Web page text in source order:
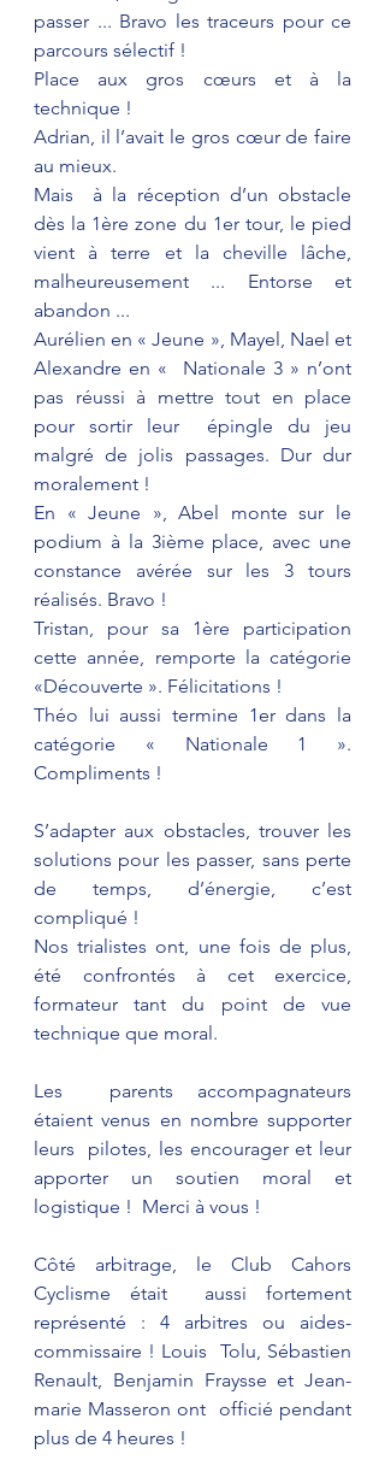
passer ... Bravo les traceurs pour ce
parcours sélectif !
Place aux gros cœurs et à la
technique !
Adrian, il l’avait le gros cœur de faire
au mieux.
Mais  à la réception d’un obstacle
dès la 1ère zone du 1er tour, le pied
vient à terre et la cheville lâche,
malheureusement ... Entorse et
abandon ...
Aurélien en « Jeune », Mayel, Nael et
Alexandre en «  Nationale 3 » n’ont
pas réussi à mettre tout en place
pour sortir leur  épingle du jeu
malgré de jolis passages. Dur dur
moralement !
En « Jeune », Abel monte sur le
podium à la 3ième place, avec une
constance avérée sur les 3 tours
réalisés. Bravo !
Tristan, pour sa 1ère participation
cette année, remporte la catégorie
«Découverte ». Félicitations !
Théo lui aussi termine 1er dans la
catégorie « Nationale 1 ».
Compliments !
S’adapter aux obstacles, trouver les
solutions pour les passer, sans perte
de temps, d’énergie, c’est
compliqué !
Nos trialistes ont, une fois de plus,
été confrontés à cet exercice,
formateur tant du point de vue
technique que moral.
Les  parents accompagnateurs
étaient venus en nombre supporter
leurs  pilotes, les encourager et leur
apporter un soutien moral et
logistique !  Merci à vous !
Côté arbitrage, le Club Cahors
Cyclisme était  aussi fortement
représenté : 4 arbitres ou aides-
commissaire ! Louis  Tolu, Sébastien
Renault, Benjamin Fraysse et Jean-
marie Masseron ont  officié pendant
plus de 4 heures !